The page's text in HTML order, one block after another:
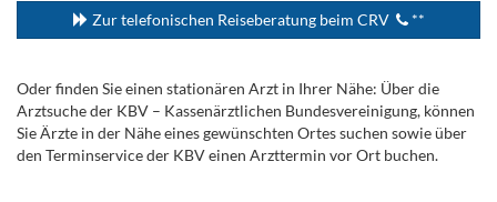
Zur telefonischen Reiseberatung beim CRV **
Oder finden Sie einen stationären Arzt in Ihrer Nähe: Über die
Arztsuche der KBV – Kassenärztlichen Bundesvereinigung, können
Sie Ärzte in der Nähe eines gewünschten Ortes suchen sowie über
den Terminservice der KBV einen Arzttermin vor Ort buchen.